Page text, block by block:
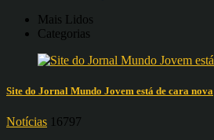
Mais Lidos
Categorias
Site do Jornal Mundo Jovem está de cara nova
Notícias 16797